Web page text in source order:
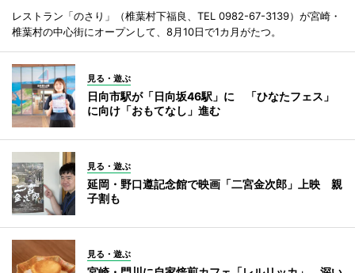
レストラン「のさり」（椎葉村下福良、TEL 0982-67-3139）が宮崎・
椎葉村の中心街にオープンして、8月10日で1カ月がたつ。
見る・遊ぶ
日向市駅が「日向坂46駅」に 「ひなたフェス」
に向け「おもてなし」進む
見る・遊ぶ
延岡・野口遵記念館で映画「二宮金次郎」上映 親
子割も
見る・遊ぶ